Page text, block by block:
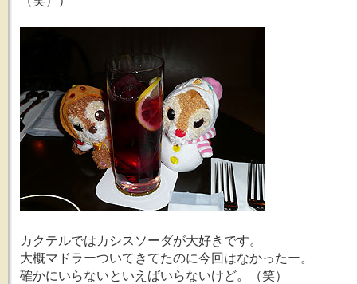
カクテルではカシスソーダが大好きです。
大概マドラーついてきてたのに今回はなかったー。
確かにいらないといえばいらないけど。（笑）